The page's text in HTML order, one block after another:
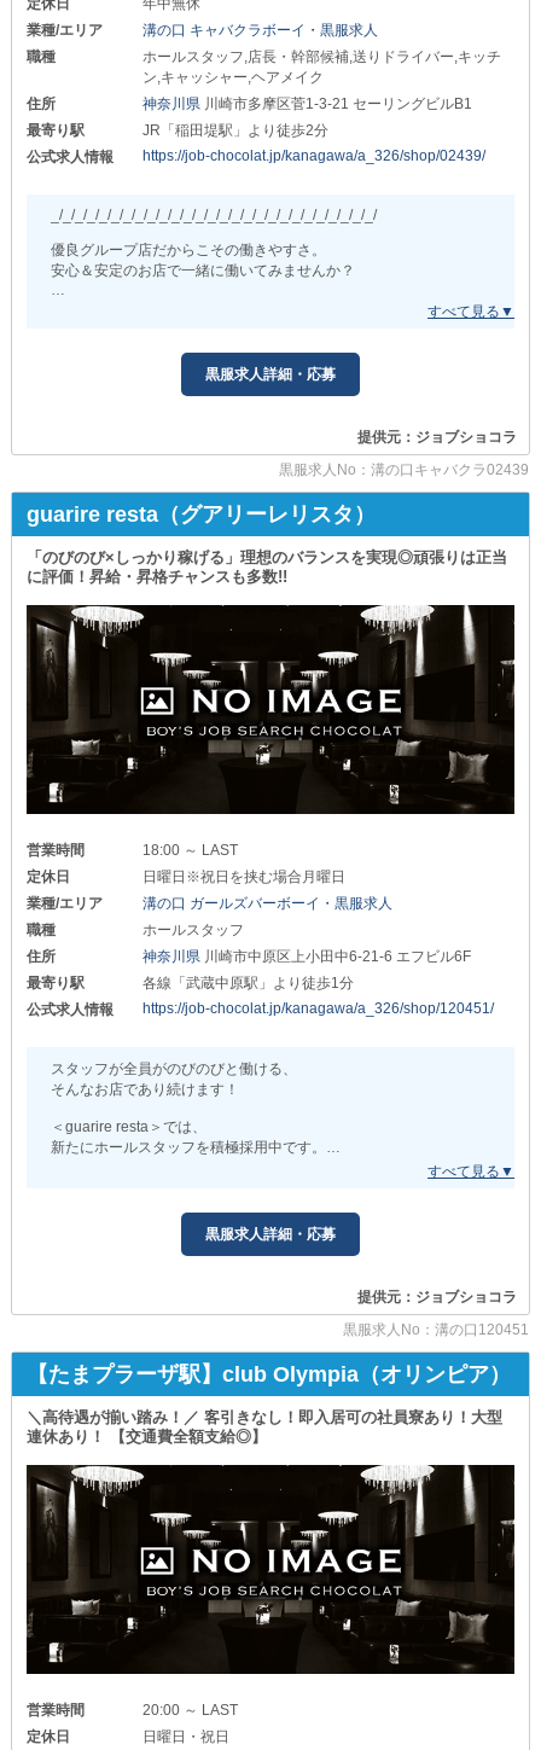
￣￣￣￣￣￣￣￣￣￣
気になるポイントをまとめて確認可能！
また、体験時の給与は
『全額日払い』にてお渡しします。
まずはお気軽にお問い合わせください！
そんな方のために
経験を積んでいき
着実にスキルアップを目指せます！
さらに…
■日払い
■短期・短時間勤務
もちろん《大学生》も大歓迎！
自分に合った働き方で夜職を始めてみませんか？
_/_/_/_/_/_/_/_/_/_/_/_/_/_/_/_/_/_/_/_/_/
事故や怪我などそんな“もしも“が
□ファッションの制限なし□
￣￣￣￣￣￣￣￣￣￣￣￣￣￣
接客業＝身だしなみのルールが厳しい
お店が多いですが…
当店は《ヒゲ・髪柄・髪色》は全て自由。
お仕事開始前に
髪の毛の染め直しをしなくて良いのも
魅力的なPOINTです。
□長期休暇あり□
￣￣￣￣￣￣￣￣￣
最高のパフォーマンスで勤務をするには
《休暇》も大事。
それが【ロビン】のモットーです！
休日は家族・友達・恋人との時間を大切にし
英気を養ってくださいね！
また、勤務中も喫煙休憩といった
細かい小休憩があります。
_/_/_/_/_/_/_/_/_/_/_/_/_/_/_/_/_/_/_/_/_/
＼お問い合わせ受付中◎／
まずはご質問だけでも構いません。
お気軽にご応募ください！
定休日
年中無休
業種/エリア
溝の口 キャバクラボーイ・黒服求人
職種
ホールスタッフ,店長・幹部候補,送りドライバー,キッチ
ン,キャッシャー,ヘアメイク
住所
神奈川県 川崎市多摩区菅1-3-21 セーリングビルB1
最寄り駅
JR「稲田堤駅」より徒歩2分
公式求人情報
https://job-chocolat.jp/kanagawa/a_326/shop/02439/
_/_/_/_/_/_/_/_/_/_/_/_/_/_/_/_/_/_/_/_/_/_/_/_/_/_/_/
優良グループ店だからこその働きやすさ。
安心＆安定のお店で一緒に働いてみませんか？
年末年始に向けて採用枠を拡大！
経験やスキルは不問！
「夜職に挑戦してみたい」
なんて方を全力で応援します◎
∽∽∽∽∽∽∽∽∽∽∽∽∽∽∽∽∽∽∽∽∽∽∽∽∽∽∽
《【稲田堤】club bijou（ビジュ）》
∽∽∽∽∽∽∽∽∽∽∽∽∽∽∽∽∽∽∽∽∽∽∽∽∽∽∽
□■業界未経験者さんも活躍できる■□
「未経験からナイトワークに挑戦したい…」
「自分らしくのびのびと働けるお店はないかな…」
そんな方にオススメなのが当店です！
当店では充実した【研修制度】を整えているので
自分のペースでお仕事に慣れていくことができます◎
先輩スタッフが親身になって丁寧にレクチャーするから
みんな気付けば“一人前”に育っているんです。
また、人間関係の良さも当店の自慢！
オープンかつフラットな職場環境なので
必要以上の上下関係に悩む必要もありません。
年末年始を前に
居心地よく働ける当店で
ぜひあなたの力を発揮してください！
_/_/_/_/_/_/_/_/_/_/_/_/_/_/_/_/_/_/_/_/_/_/_/_/_/_/_/
□■充実の待遇■□
お給料の振り込みがスムーズなのも魅力。
働いた分はすぐに還元いたします◎
季節ごとに連続でお休みを取得することが可能です！
年間を通してメリハリをつけて働けます◎
普段からプライベートの時間を大切にできるんです。
□送りあり□
万が一お仕事で遅くなったときにも安心！
終電時刻やタクシー料金などは気にしなくてOKです。
□髪型・髪色自由□
あなたらしさを保ったままにご勤務いただける当店◎
お仕事のためにスタイルを変える必要がありません！
□他にも…□
✓交通費全額支給
✓社員旅行あり（任意）
といった待遇も揃えています◎
_/_/_/_/_/_/_/_/_/_/_/_/_/_/_/_/_/_/_/_/_/_/_/_/_/_/_/
□■安定したお給料をお約束■□
◆─────────◆
黒服求人詳細・応募
提供元：ジョブショコラ
黒服求人No：溝の口キャバクラ02439
guarire resta（グアリーレリスタ）
「のびのび×しっかり稼げる」理想のバランスを実現◎頑張りは正当
に評価！昇給・昇格チャンスも多数!!
営業時間
18:00 ～ LAST
定休日
日曜日※祝日を挟む場合月曜日
業種/エリア
溝の口 ガールズバーボーイ・黒服求人
職種
ホールスタッフ
住所
神奈川県 川崎市中原区上小田中6-21-6 エフビル6F
最寄り駅
各線「武蔵中原駅」より徒歩1分
公式求人情報
https://job-chocolat.jp/kanagawa/a_326/shop/120451/
スタッフが全員がのびのびと働ける、
そんなお店であり続けます！
＜guarire resta＞では、
新たにホールスタッフを積極採用中です。
理不尽な上下関係や体育会系のノリは全くなし。
もちろん経験者の方にはこれまでの実績やスキルをしっかりと評
前店以上にしっかり稼げるステージを整えています。
▼チームワークの良さに自信あり!!
チームワークの良さが自慢の職場です◎
だからこそ未経験からでも自然と馴染めて、
安心してスタートが切れるのです。
頑張りはしっかりと給与に還元し、
昇給・昇格のチャンスも随時あり。
日々の努力をきちんと見てくれる環境が、
あなたの成長を後押しします。
▼客層の良さにも自信あり!!
黒服求人詳細・応募
提供元：ジョブショコラ
黒服求人No：溝の口120451
【たまプラーザ駅】club Olympia（オリンピア）
＼高待遇が揃い踏み！／ 客引きなし！即入居可の社員寮あり！大型
連休あり！ 【交通費全額支給◎】
営業時間
20:00 ～ LAST
定休日
日曜日・祝日